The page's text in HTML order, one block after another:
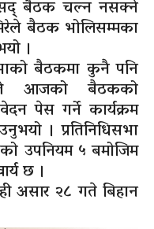
बैठक चल्न नसक्ने
बैठक भोलिसम्मका
।
बैठकमा कुनै पनि
आजको बैठकको
पेस गर्ने कार्यक्रम
। प्रतिनिधिसभा
उपनियम ५ बमोजिम
छ ।
असार २८ गते बिहान